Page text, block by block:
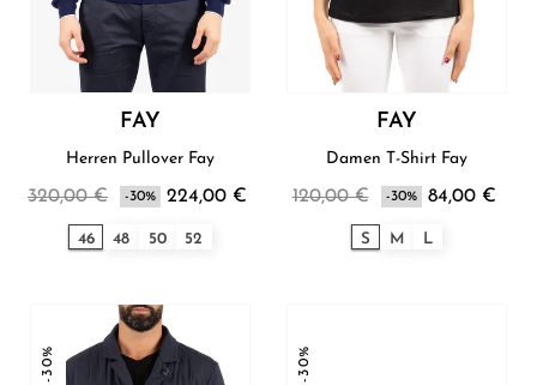
FAY
Herren Pullover Fay
320,00 € -30% 224,00 €
46 48 50 52
FAY
Damen T-Shirt Fay
120,00 € -30% 84,00 €
S M L
-30% -30%